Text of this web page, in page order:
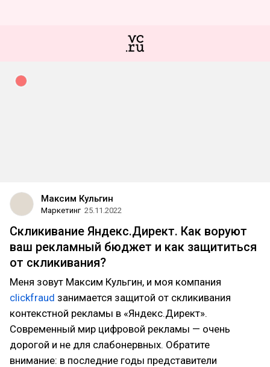
Максим Кульгин
Маркетинг 25.11.2022
Скликивание Яндекс.Директ. Как воруют
ваш рекламный бюджет и как защититься
от скликивания?
Меня зовут Максим Кульгин, и моя компания
clickfraud занимается защитой от скликивания
контекстной рекламы в «Яндекс.Директ».
Современный мир цифровой рекламы — очень
дорогой и не для слабонервных. Обратите
внимание: в последние годы представители